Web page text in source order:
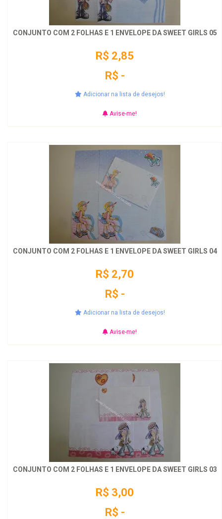
CONJUNTO COM 2 FOLHAS E 1 ENVELOPE DA SWEET GIRLS 05
R$ 2,85
R$ -
Adicionar na lista de desejos!
Avise-me!
CONJUNTO COM 2 FOLHAS E 1 ENVELOPE DA SWEET GIRLS 04
R$ 2,70
R$ -
Adicionar na lista de desejos!
Avise-me!
CONJUNTO COM 2 FOLHAS E 1 ENVELOPE DA SWEET GIRLS 03
R$ 3,00
R$ -